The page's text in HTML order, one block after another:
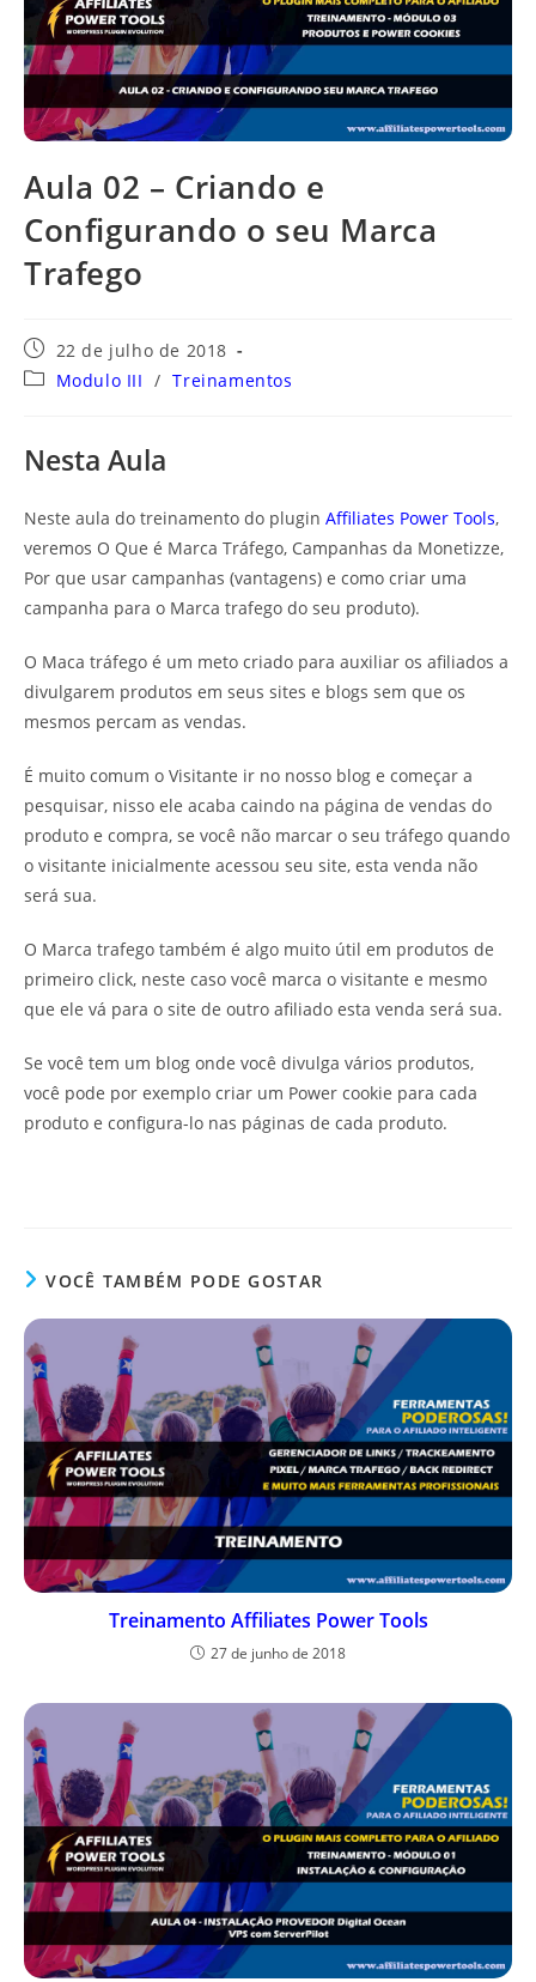
Aula 02 – Criando e
Configurando o seu Marca
Trafego
Post
publicado:
22 de julho de 2018
Categoria
Modulo III / Treinamentos
Nesta Aula
Neste aula do treinamento do plugin Affiliates Power Tools,
veremos O Que é Marca Tráfego, Campanhas da Monetizze,
Por que usar campanhas (vantagens) e como criar uma
campanha para o Marca trafego do seu produto).
O Maca tráfego é um meto criado para auxiliar os afiliados a
divulgarem produtos em seus sites e blogs sem que os
mesmos percam as vendas.
É muito comum o Visitante ir no nosso blog e começar a
pesquisar, nisso ele acaba caindo na página de vendas do
produto e compra, se você não marcar o seu tráfego quando
o visitante inicialmente acessou seu site, esta venda não
será sua.
O Marca trafego também é algo muito útil em produtos de
primeiro click, neste caso você marca o visitante e mesmo
que ele vá para o site de outro afiliado esta venda será sua.
Se você tem um blog onde você divulga vários produtos,
você pode por exemplo criar um Power cookie para cada
produto e configura-lo nas páginas de cada produto.
VOCÊ TAMBÉM PODE GOSTAR
Treinamento Affiliates Power Tools
27 de junho de 2018